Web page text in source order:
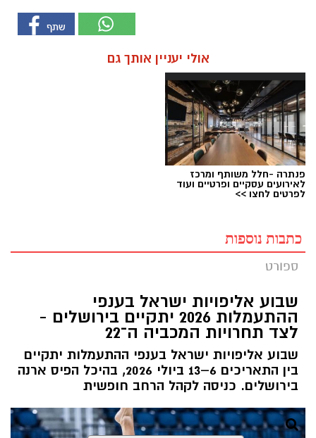
אולי יעניין אותך גם
פנתרה -חלל משותף ומרכז
לאירועים עסקיים ופרטיים ועוד
לפרטים לחצו >>
כתבות נוספות
ספורט
שבוע אליפויות ישראל בענפי
ההתעמלות 2026 יתקיים בירושלים -
לצד תחרויות המכביה ה־22
שבוע אליפויות ישראל בענפי ההתעמלות יתקיים
בין התאריכים 6–13 ביולי 2026, בהיכל הפיס ארנה
בירושלים. כניסה לקהל הרחב חופשית